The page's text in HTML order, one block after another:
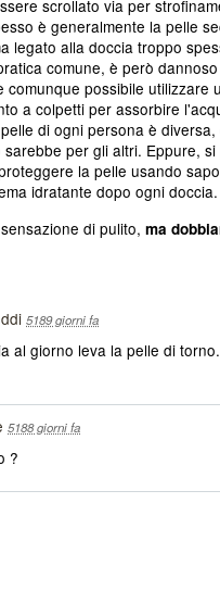
scrollato via per
è generalmente la pelle
legato alla doccia troppo
comune, è però
comunque possibile
a colpetti per assorbire
di ogni persona è
sarebbe per gli altri. Eppure,
la pelle usando
idratante dopo ogni doccia.
di pulito, ma
5189 giorni fa
al giorno leva la pelle di torno.
5188 giorni fa
?